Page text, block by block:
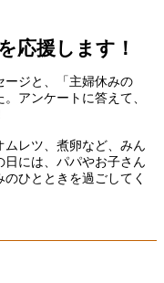
応援します！
ージと、「主婦休みの
アンケートに答えて、
レツ、煮卵など、みん
には、パパやお子さん
ひとときを過ごしてく